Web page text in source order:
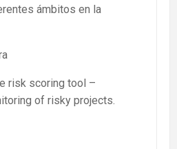
ámbitos en la
risk scoring tool –
of risky projects.